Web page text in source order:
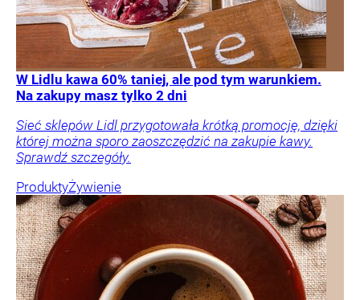
W Lidlu kawa 60% taniej, ale pod tym warunkiem.
Na zakupy masz tylko 2 dni
Sieć sklepów Lidl przygotowała krótką promocję, dzięki
której można sporo zaoszczędzić na zakupie kawy.
Sprawdź szczegóły.
ProduktyŻywienie